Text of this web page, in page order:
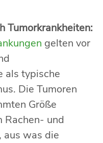
Tumorkrankheiten:
gelten vor
als typische
Die Tumoren
Größe
Rachen- und
aus was die